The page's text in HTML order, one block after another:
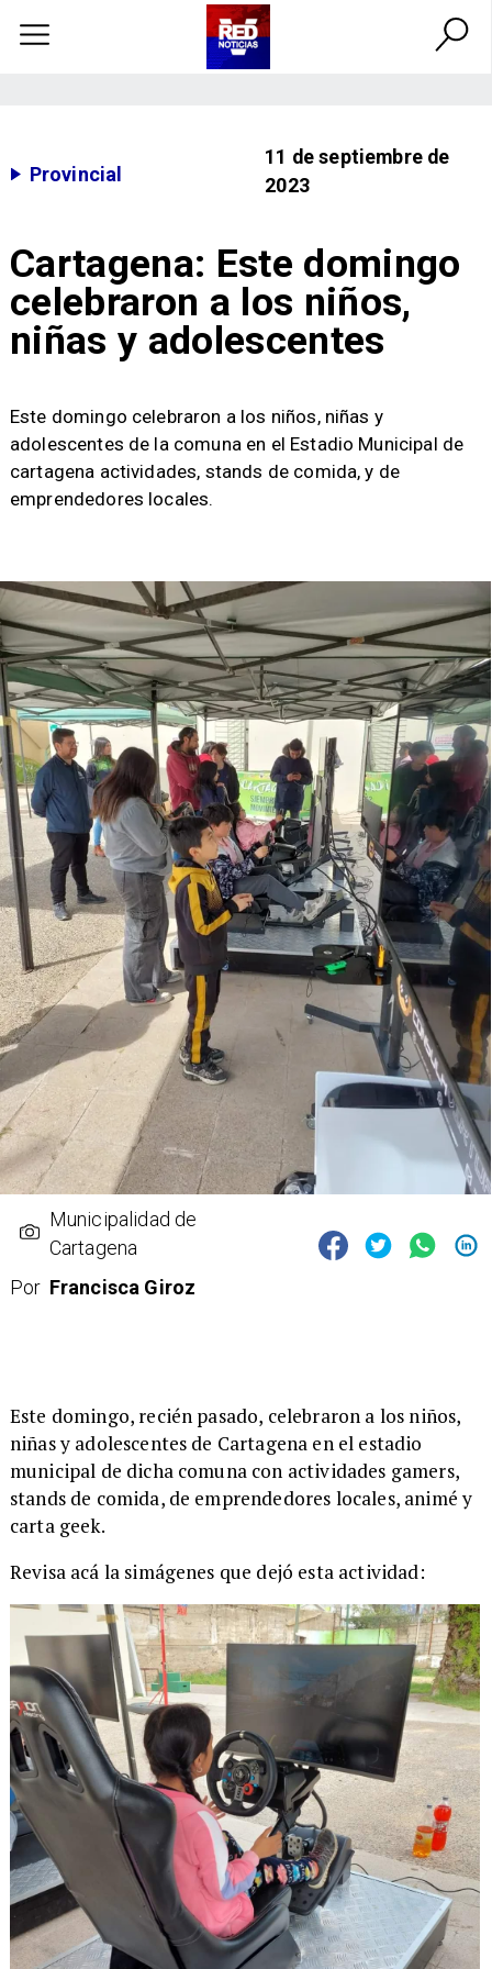
Provincial
11 de septiembre de
2023
Cartagena: Este domingo
celebraron a los niños,
niñas y adolescentes
Este domingo celebraron a los niños, niñas y
adolescentes de la comuna en el Estadio Municipal de
cartagena actividades, stands de comida, y de
emprendedores locales.
Municipalidad de
Cartagena
Por Francisca Giroz
​Este domingo, recién pasado, celebraron a los niños,
niñas y adolescentes de Cartagena en el estadio
municipal de dicha comuna con actividades gamers,
stands de comida, de emprendedores locales, animé y
carta geek.
Revisa acá la simágenes que dejó esta actividad: